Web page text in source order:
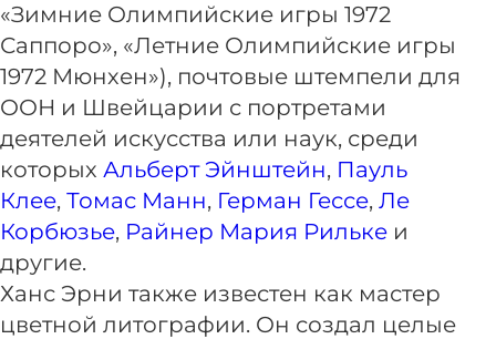
«Зимние Олимпийские игры 1972
Саппоро», «Летние Олимпийские игры
1972 Мюнхен»), почтовые штемпели для
ООН и Швейцарии с портретами
деятелей искусства или наук, среди
которых Альберт Эйнштейн, Пауль
Клее, Томас Манн, Герман Гессе, Ле
Корбюзье, Райнер Мария Рильке и
другие.
Ханс Эрни также известен как мастер
цветной литографии. Он создал целые